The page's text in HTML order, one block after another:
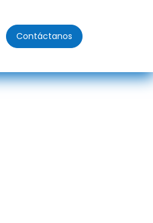
Contáctanos